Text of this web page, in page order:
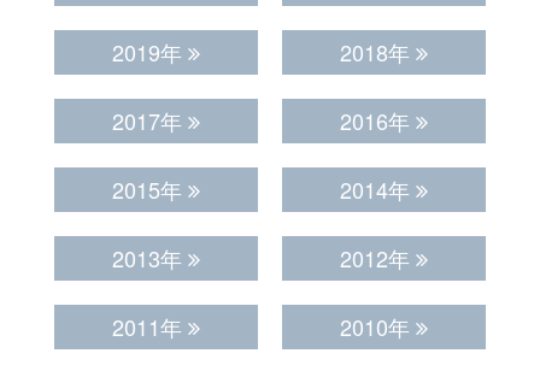
2019年 2018年
2017年 2016年
2015年 2014年
2013年 2012年
2011年 2010年